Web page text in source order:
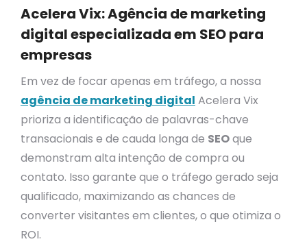
Acelera Vix: Agência de marketing
digital especializada em SEO para
empresas
Em vez de focar apenas em tráfego, a nossa
agência de marketing digital Acelera Vix
prioriza a identificação de palavras-chave
transacionais e de cauda longa de SEOque
demonstram alta intenção de compra ou
contato. Isso garante que o tráfego gerado seja
qualificado, maximizando as chances de
converter visitantes em clientes, o que otimiza o
ROI.